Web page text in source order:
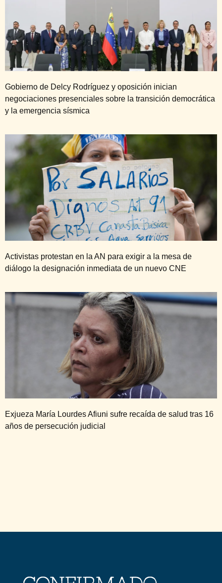
Gobierno de Delcy Rodríguez y oposición inician
negociaciones presenciales sobre la transición democrática
y la emergencia sísmica
Activistas protestan en la AN para exigir a la mesa de
diálogo la designación inmediata de un nuevo CNE
Exjueza María Lourdes Afiuni sufre recaída de salud tras 16
años de persecución judicial